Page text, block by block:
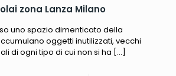
zona Lanza Milano
uno spazio dimenticato della
oggetti inutilizzati, vecchi
di ogni tipo di cui non si ha […]